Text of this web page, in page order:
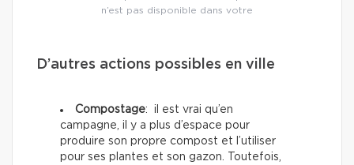
n’est pas disponible dans votre
D’autres actions possibles en ville
Compostage: il est vrai qu’en
campagne, il y a plus d’espace pour
produire son propre compost et l’utiliser
pour ses plantes et son gazon. Toutefois,